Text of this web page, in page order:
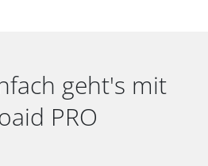
geht's mit
PRO